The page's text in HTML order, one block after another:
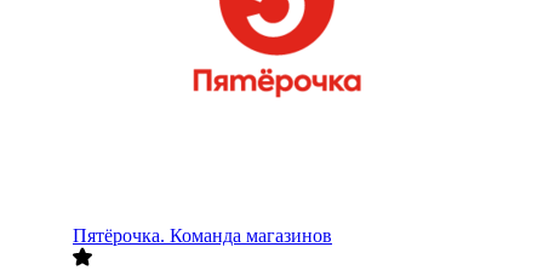
Пятёрочка. Команда магазинов